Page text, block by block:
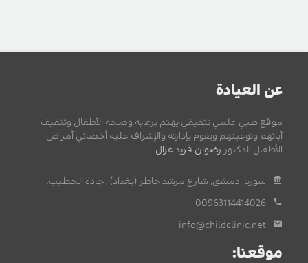
عن العيادة
موقع طبي علمي تثقيفي يهتم برعاية وصحة الأطفال وتثقيف
آبائهم وتوعيتهم ويقوم بإدارته والإشراف عليه أخصائي أمراض
الأطفال الدكتور رضوان فريد غزال
سوريا, دمشق, شارع مرشد خاطر (بغداد) , جادة الخطيب.
00963114414026
info@childclinic.net
موقعنا: